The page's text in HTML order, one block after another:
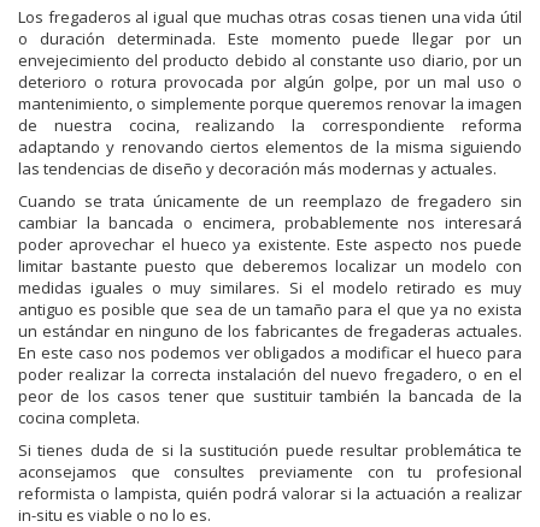
Los fregaderos al igual que muchas otras cosas tienen una vida útil
o duración determinada. Este momento puede llegar por un
envejecimiento del producto debido al constante uso diario, por un
deterioro o rotura provocada por algún golpe, por un mal uso o
mantenimiento, o simplemente porque queremos renovar la imagen
de nuestra cocina, realizando la correspondiente reforma
adaptando y renovando ciertos elementos de la misma siguiendo
las tendencias de diseño y decoración más modernas y actuales.
Cuando se trata únicamente de un reemplazo de fregadero sin
cambiar la bancada o encimera, probablemente nos interesará
poder aprovechar el hueco ya existente. Este aspecto nos puede
limitar bastante puesto que deberemos localizar un modelo con
medidas iguales o muy similares. Si el modelo retirado es muy
antiguo es posible que sea de un tamaño para el que ya no exista
un estándar en ninguno de los fabricantes de fregaderas actuales.
En este caso nos podemos ver obligados a modificar el hueco para
poder realizar la correcta instalación del nuevo fregadero, o en el
peor de los casos tener que sustituir también la bancada de la
cocina completa.
Si tienes duda de si la sustitución puede resultar problemática te
aconsejamos que consultes previamente con tu profesional
reformista o lampista, quién podrá valorar si la actuación a realizar
in-situ es viable o no lo es.